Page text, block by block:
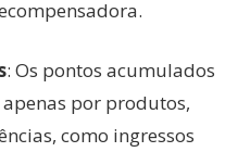
: Os pontos acumulados
por produtos,
como ingressos